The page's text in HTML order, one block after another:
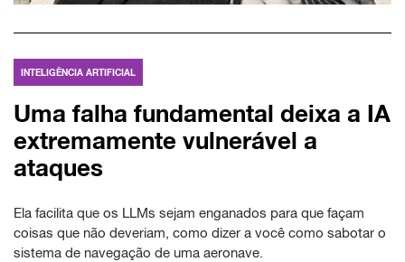
INTELIGÊNCIA ARTIFICIAL
Uma falha fundamental deixa a IA
extremamente vulnerável a
ataques
Ela facilita que os LLMs sejam enganados para que façam
coisas que não deveriam, como dizer a você como sabotar o
sistema de navegação de uma aeronave.